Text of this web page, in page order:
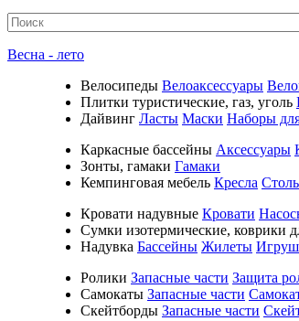
Весна - лето
Велосипеды Велоаксессуары
Плитки туристические, газ, уголь
Дайвинг Ласты Маски Наборы
Каркасные бассейны Аксессуары
Зонты, гамаки Гамаки
Кемпинговая мебель Кресла
Кровати надувные Кровати
Cумки изотермические, коврики
Надувка Бассейны Жилеты
Ролики Запасные части Защита
Самокаты Запасные части
Скейтборды Запасные части